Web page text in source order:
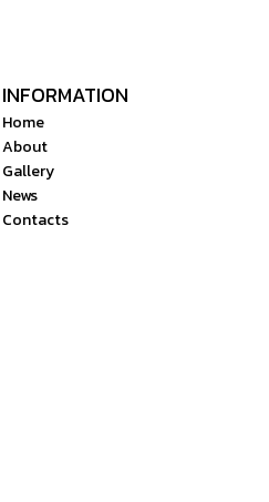
INFORMATION
Home
About
Gallery
News
Contacts